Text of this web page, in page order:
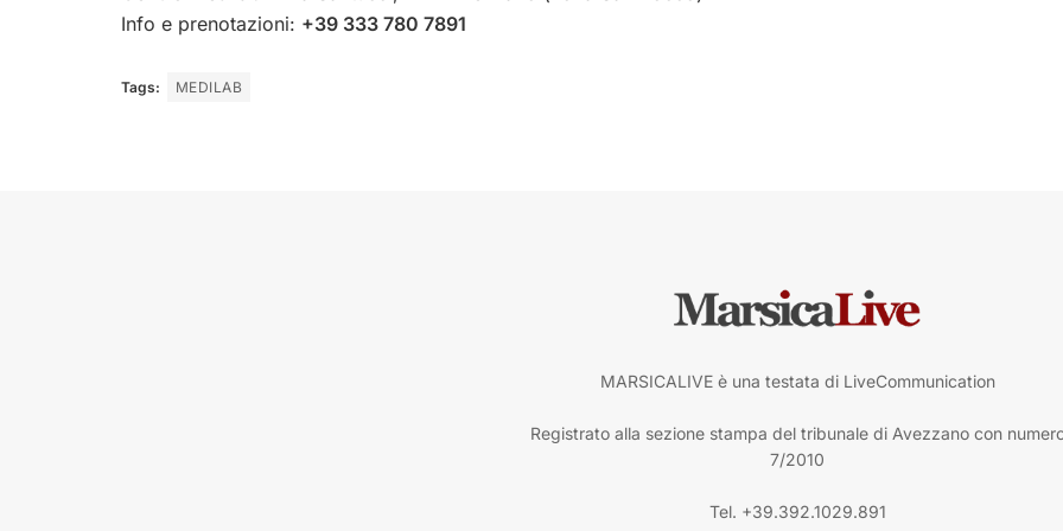
Info e prenotazioni: +39 333 780 7891
Tags: MEDILAB
MARSICALIVE è una testata di LiveCommunication
Registrato alla sezione stampa del tribunale di Avezzano con
7/2010
Tel. +39.392.1029.891